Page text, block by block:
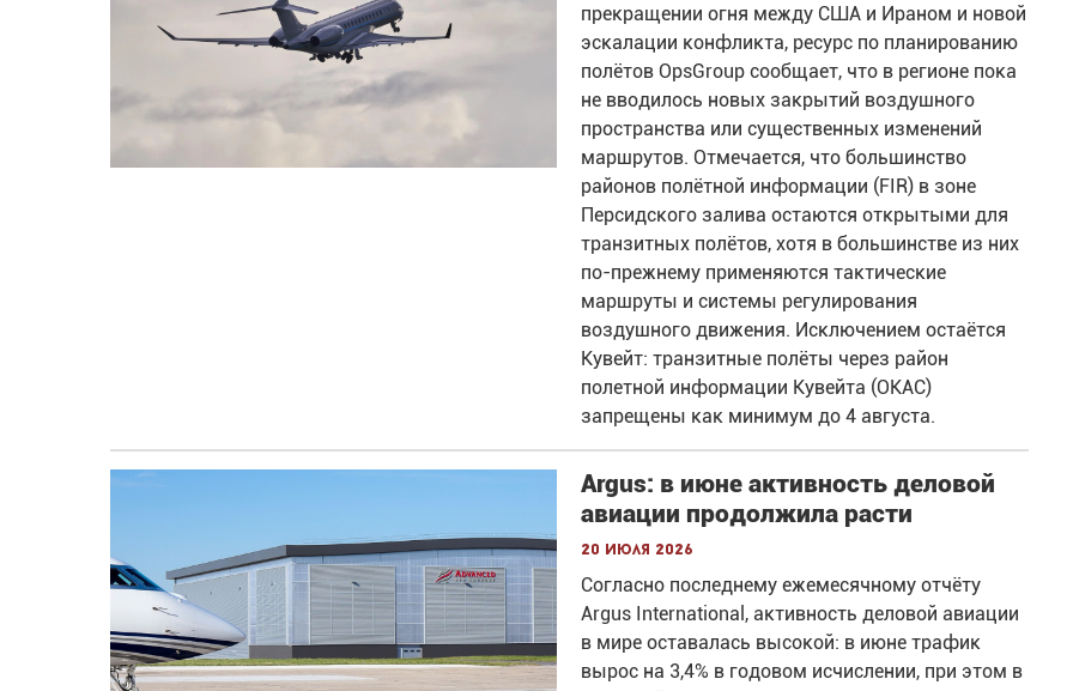
прекращении огня между США и Ираном и новой
эскалации конфликта, ресурс по планированию
полётов OpsGroup сообщает, что в регионе пока
не вводилось новых закрытий воздушного
пространства или существенных изменений
маршрутов. Отмечается, что большинство
районов полётной информации (FIR) в зоне
Персидского залива остаются открытыми для
транзитных полётов, хотя в большинстве из них
по-прежнему применяются тактические
маршруты и системы регулирования
воздушного движения. Исключением остаётся
Кувейт: транзитные полёты через район
полетной информации Кувейта (OKAC)
запрещены как минимум до 4 августа.
Argus: в июне активность деловой
авиации продолжила расти
20 июля 2026
Согласно последнему ежемесячному отчёту
Argus International, активность деловой авиации
в мире оставалась высокой: в июне трафик
вырос на 3,4% в годовом исчислении, при этом в